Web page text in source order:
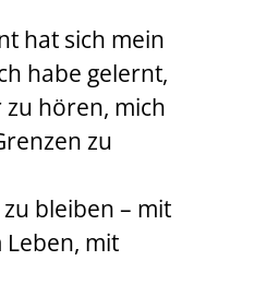
hat sich mein
habe gelernt,
hören, mich
zu
bleiben – mit
mit